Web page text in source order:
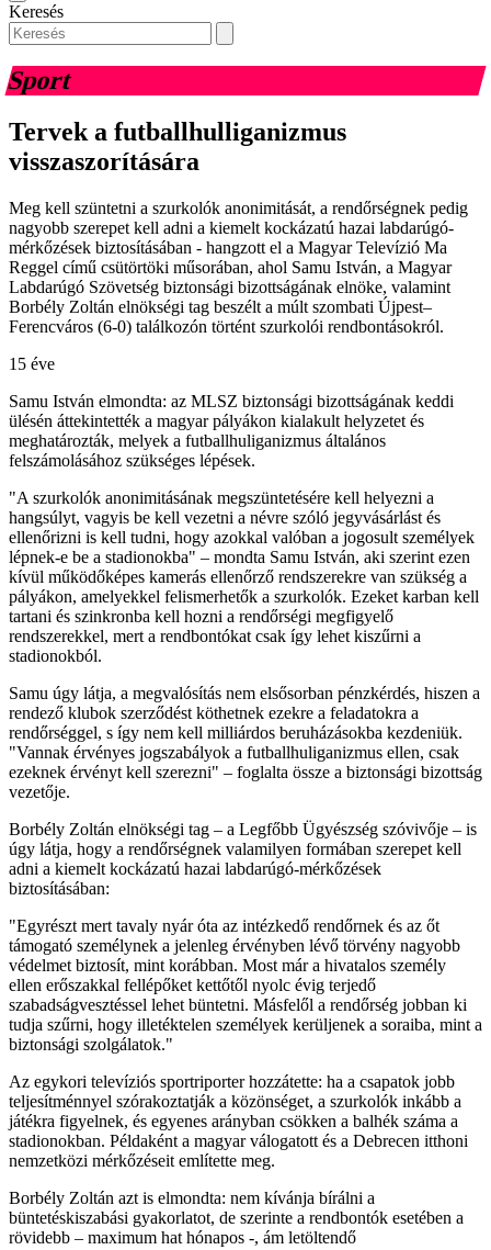
Keresés
Sport
Tervek a futballhulliganizmus
visszaszorítására
Meg kell szüntetni a szurkolók anonimitását, a rendőrségnek pedig
nagyobb szerepet kell adni a kiemelt kockázatú hazai labdarúgó-
mérkőzések biztosításában - hangzott el a Magyar Televízió Ma
Reggel című csütörtöki műsorában, ahol Samu István, a Magyar
Labdarúgó Szövetség biztonsági bizottságának elnöke, valamint
Borbély Zoltán elnökségi tag beszélt a múlt szombati Újpest–
Ferencváros (6-0) találkozón történt szurkolói rendbontásokról.
15 éve
Samu István elmondta: az MLSZ biztonsági bizottságának keddi
ülésén áttekintették a magyar pályákon kialakult helyzetet és
meghatározták, melyek a futballhuliganizmus általános
felszámolásához szükséges lépések.
"A szurkolók anonimitásának megszüntetésére kell helyezni a
hangsúlyt, vagyis be kell vezetni a névre szóló jegyvásárlást és
ellenőrizni is kell tudni, hogy azokkal valóban a jogosult személyek
lépnek-e be a stadionokba" – mondta Samu István, aki szerint ezen
kívül működőképes kamerás ellenőrző rendszerekre van szükség a
pályákon, amelyekkel felismerhetők a szurkolók. Ezeket karban kell
tartani és szinkronba kell hozni a rendőrségi megfigyelő
rendszerekkel, mert a rendbontókat csak így lehet kiszűrni a
stadionokból.
Samu úgy látja, a megvalósítás nem elsősorban pénzkérdés, hiszen a
rendező klubok szerződést köthetnek ezekre a feladatokra a
rendőrséggel, s így nem kell milliárdos beruházásokba kezdeniük.
"Vannak érvényes jogszabályok a futballhuliganizmus ellen, csak
ezeknek érvényt kell szerezni" – foglalta össze a biztonsági bizottság
vezetője.
Borbély Zoltán elnökségi tag – a Legfőbb Ügyészség szóvivője – is
úgy látja, hogy a rendőrségnek valamilyen formában szerepet kell
adni a kiemelt kockázatú hazai labdarúgó-mérkőzések
biztosításában:
"Egyrészt mert tavaly nyár óta az intézkedő rendőrnek és az őt
támogató személynek a jelenleg érvényben lévő törvény nagyobb
védelmet biztosít, mint korábban. Most már a hivatalos személy
ellen erőszakkal fellépőket kettőtől nyolc évig terjedő
szabadságvesztéssel lehet büntetni. Másfelől a rendőrség jobban ki
tudja szűrni, hogy illetéktelen személyek kerüljenek a soraiba, mint a
biztonsági szolgálatok."
Az egykori televíziós sportriporter hozzátette: ha a csapatok jobb
teljesítménnyel szórakoztatják a közönséget, a szurkolók inkább a
játékra figyelnek, és egyenes arányban csökken a balhék száma a
stadionokban. Példaként a magyar válogatott és a Debrecen itthoni
nemzetközi mérkőzéseit említette meg.
Borbély Zoltán azt is elmondta: nem kívánja bírálni a
büntetéskiszabási gyakorlatot, de szerinte a rendbontók esetében a
rövidebb – maximum hat hónapos -, ám letöltendő